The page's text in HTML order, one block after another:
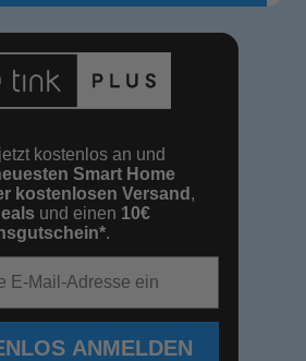
kostenlos an und
Smart Home
kostenlosen Versand ,
und einen 10€
.
ANMELDEN